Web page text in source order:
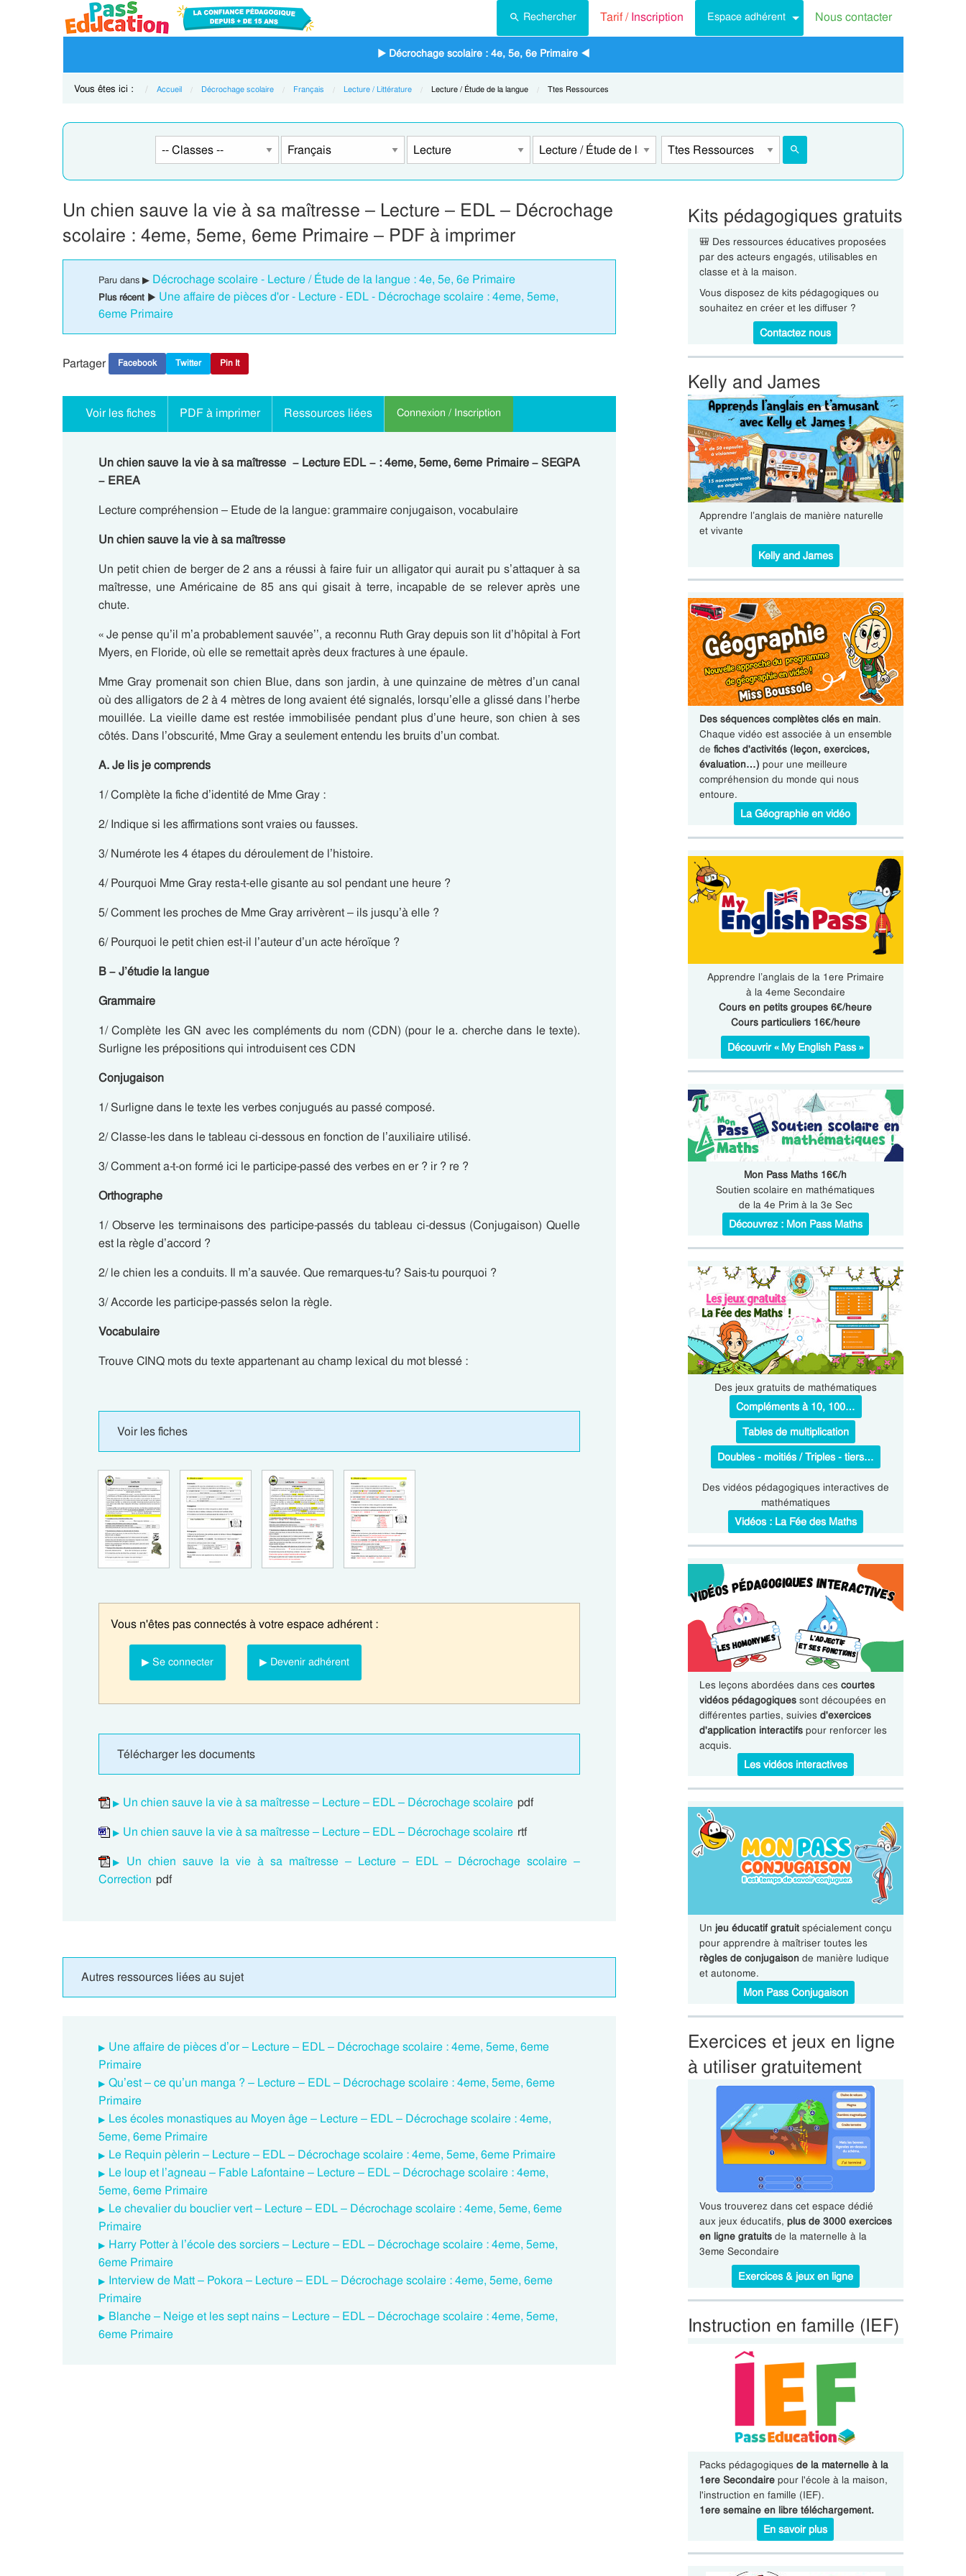
Rechercher Tarif /Inscription Espace adhérent Nous contacter
▶ Décrochage scolaire : 4e, 5e, 6e Primaire ◀
Vous êtes ici : Accueil Décrochage scolaire Français Lecture / Littérature Current:
Lecture / Étude de la langue Current:
Ttes Ressources
Un chien sauve la vie à sa maîtresse – Lecture – EDL – Décrochage
scolaire : 4eme, 5eme, 6eme Primaire – PDF à imprimer
Paru dans ▶ Décrochage scolaire - Lecture / Étude de la langue : 4e, 5e, 6e Primaire
Plus récent ▶ Une affaire de pièces d'or - Lecture - EDL - Décrochage scolaire : 4eme, 5eme,
6eme Primaire
Partager Facebook Twitter Pin It
Voir les fiches PDF à imprimer Ressources liées Connexion / Inscription
Un chien sauve la vie à sa maîtresse – Lecture EDL – : 4eme, 5eme, 6eme Primaire – SEGPA
– EREA
Lecture compréhension – Etude de la langue: grammaire conjugaison, vocabulaire
Un chien sauve la vie à sa maîtresse
Un petit chien de berger de 2 ans a réussi à faire fuir un alligator qui aurait pu s’attaquer à sa
maîtresse, une Américaine de 85 ans qui gisait à terre, incapable de se relever après une
chute.
« Je pense qu’il m’a probablement sauvée’’, a reconnu Ruth Gray depuis son lit d’hôpital à Fort
Myers, en Floride, où elle se remettait après deux fractures à une épaule.
Mme Gray promenait son chien Blue, dans son jardin, à une quinzaine de mètres d’un canal
où des alligators de 2 à 4 mètres de long avaient été signalés, lorsqu’elle a glissé dans l’herbe
mouillée. La vieille dame est restée immobilisée pendant plus d’une heure, son chien à ses
côtés. Dans l’obscurité, Mme Gray a seulement entendu les bruits d’un combat.
A. Je lis je comprends
1/ Complète la fiche d’identité de Mme Gray :
2/ Indique si les affirmations sont vraies ou fausses.
3/ Numérote les 4 étapes du déroulement de l’histoire.
4/ Pourquoi Mme Gray resta-t-elle gisante au sol pendant une heure ?
5/ Comment les proches de Mme Gray arrivèrent – ils jusqu’à elle ?
6/ Pourquoi le petit chien est-il l’auteur d’un acte héroïque ?
B – J’étudie la langue
Grammaire
1/ Complète les GN avec les compléments du nom (CDN) (pour le a. cherche dans le texte).
Surligne les prépositions qui introduisent ces CDN
Conjugaison
1/ Surligne dans le texte les verbes conjugués au passé composé.
2/ Classe-les dans le tableau ci-dessous en fonction de l’auxiliaire utilisé.
3/ Comment a-t-on formé ici le participe-passé des verbes en er ? ir ? re ?
Orthographe
1/ Observe les terminaisons des participe-passés du tableau ci-dessus (Conjugaison) Quelle
est la règle d’accord ?
2/ le chien les a conduits. Il m’a sauvée. Que remarques-tu? Sais-tu pourquoi ?
3/ Accorde les participe-passés selon la règle.
Vocabulaire
Trouve CINQ mots du texte appartenant au champ lexical du mot blessé :
Voir les fiches
Vous n'êtes pas connectés à votre espace adhérent :
▶ Se connecter ▶ Devenir adhérent
Télécharger les documents
Un chien sauve la vie à sa maîtresse – Lecture – EDL – Décrochage scolaire pdf
Un chien sauve la vie à sa maîtresse – Lecture – EDL – Décrochage scolaire rtf
Un chien sauve la vie à sa maîtresse – Lecture – EDL – Décrochage scolaire –
Correction pdf
Autres ressources liées au sujet
Une affaire de pièces d’or – Lecture – EDL – Décrochage scolaire : 4eme, 5eme, 6eme
Primaire
Qu’est – ce qu’un manga ? – Lecture – EDL – Décrochage scolaire : 4eme, 5eme, 6eme
Primaire
Les écoles monastiques au Moyen âge – Lecture – EDL – Décrochage scolaire : 4eme,
5eme, 6eme Primaire
Le Requin pèlerin – Lecture – EDL – Décrochage scolaire : 4eme, 5eme, 6eme Primaire
Le loup et l’agneau – Fable Lafontaine – Lecture – EDL – Décrochage scolaire : 4eme,
5eme, 6eme Primaire
Le chevalier du bouclier vert – Lecture – EDL – Décrochage scolaire : 4eme, 5eme, 6eme
Primaire
Harry Potter à l’école des sorciers – Lecture – EDL – Décrochage scolaire : 4eme, 5eme,
6eme Primaire
Interview de Matt – Pokora – Lecture – EDL – Décrochage scolaire : 4eme, 5eme, 6eme
Primaire
Blanche – Neige et les sept nains – Lecture – EDL – Décrochage scolaire : 4eme, 5eme,
6eme Primaire
Kits pédagogiques gratuits
🎒 Des ressources éducatives proposées
par des acteurs engagés, utilisables en
classe et à la maison.
Vous disposez de kits pédagogiques ou
souhaitez en créer et les diffuser ?
Contactez nous
Kelly and James
Apprendre l’anglais de manière naturelle
et vivante
Kelly and James
Des séquences complètes clés en main.
Chaque vidéo est associée à un ensemble
de fiches d'activités (leçon, exercices,
évaluation…) pour une meilleure
compréhension du monde qui nous
entoure.
La Géographie en vidéo
Apprendre l’anglais de la 1ere Primaire
à la 4eme Secondaire
Cours en petits groupes 6€/heure
Cours particuliers 16€/heure
Découvrir « My English Pass »
Mon Pass Maths 16€/h
Soutien scolaire en mathématiques
de la 4e Prim à la 3e Sec
Découvrez : Mon Pass Maths
Des jeux gratuits de mathématiques
Compléments à 10, 100…
Tables de multiplication
Doubles - moitiés / Triples - tiers…
Des vidéos pédagogiques interactives de
mathématiques
Vidéos : La Fée des Maths
Les leçons abordées dans ces courtes
vidéos pédagogiquessont découpées en
différentes parties, suivies d'exercices
d'application interactifspour renforcer les
acquis.
Les vidéos interactives
Un jeu éducatif gratuitspécialement conçu
pour apprendre à maîtriser toutes les
règles de conjugaisonde manière ludique
et autonome.
Mon Pass Conjugaison
Exercices et jeux en ligne
à utiliser gratuitement
Vous trouverez dans cet espace dédié
aux jeux éducatifs, plus de 3000 exercices
en ligne gratuitsde la maternelle à la
3eme Secondaire
Exercices & jeux en ligne
Instruction en famille (IEF)
Packs pédagogiques de la maternelle à la
1ere Secondairepour l'école à la maison,
l'instruction en famille (IEF).
1ere semaine en libre téléchargement.
En savoir plus